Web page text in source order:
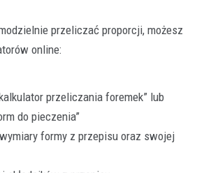
przeliczać proporcji, możesz
online:
przeliczania foremek” lub
do pieczenia”
formy z przepisu oraz swojej